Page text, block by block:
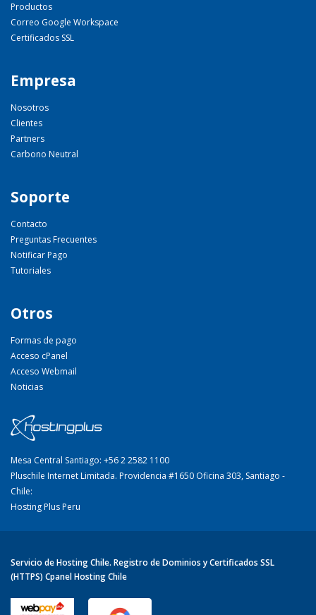
Productos
Correo Google Workspace
Certificados SSL
Empresa
Nosotros
Clientes
Partners
Carbono Neutral
Soporte
Contacto
Preguntas Frecuentes
Notificar Pago
Tutoriales
Otros
Formas de pago
Acceso cPanel
Acceso Webmail
Noticias
Mesa Central Santiago: +56 2 2582 1100
Pluschile Internet Limitada. Providencia #1650 Oficina 303, Santiago -
Chile:
Hosting Plus Peru
Servicio de Hosting Chile. Registro de Dominios y Certificados SSL
(HTTPS) Cpanel Hosting Chile